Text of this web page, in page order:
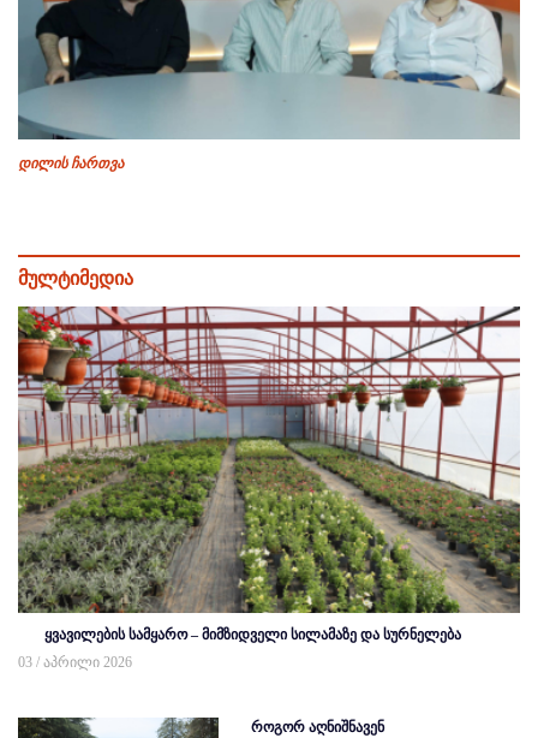
დილის ჩართვა
მულტიმედია
ყვავილების სამყარო – მიმზიდველი სილამაზე და სურნელება
03 / აპრილი 2026
როგორ აღნიშნავენ